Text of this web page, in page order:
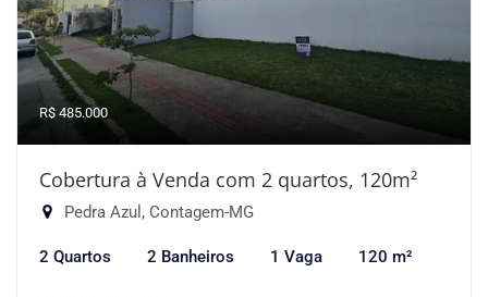
R$ 485.000
Cobertura à Venda com 2 quartos, 120m²
Pedra Azul, Contagem-MG
2 Quartos 2 Banheiros 1 Vaga 120 m²